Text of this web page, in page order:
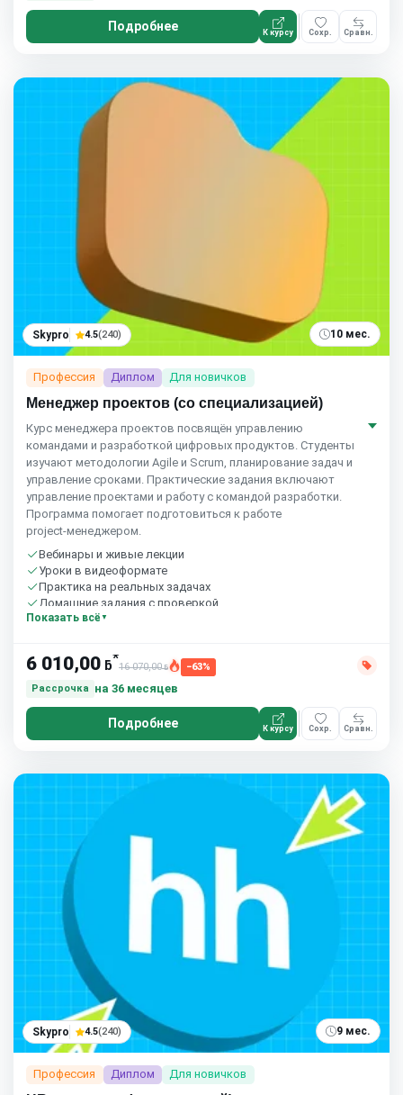
Подробнее К курсу Сохр. Сравн.
Skypro 4.5(240) 10 мес.
Профессия Диплом Для новичков
Менеджер проектов (со специализацией)
Курс менеджера проектов посвящён управлению
командами и разработкой цифровых продуктов. Студенты
изучают методологии Agile и Scrum, планирование задач и
управление сроками. Практические задания включают
управление проектами и работу с командой разработки.
Программа помогает подготовиться к работе
project‑менеджером.
Вебинары и живые лекции
Уроки в видеоформате
Практика на реальных задачах
Домашние задания с проверкой
Сообщество студентов
Показать всё
6 010,00 ƃ*
16 070,00ƃ
−63%
Рассрочка
на 36 месяцев
Подробнее К курсу Сохр. Сравн.
Skypro 4.5(240) 9 мес.
Профессия Диплом Для новичков